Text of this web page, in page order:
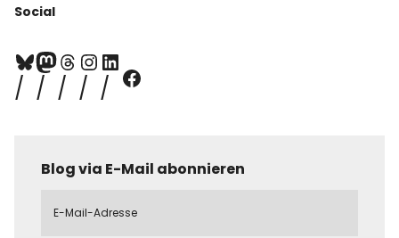
Social
Blog via E-Mail abonnieren